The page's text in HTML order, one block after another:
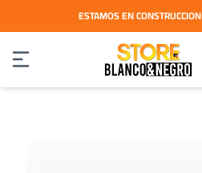
ESTAMOS EN CONSTRUCCION